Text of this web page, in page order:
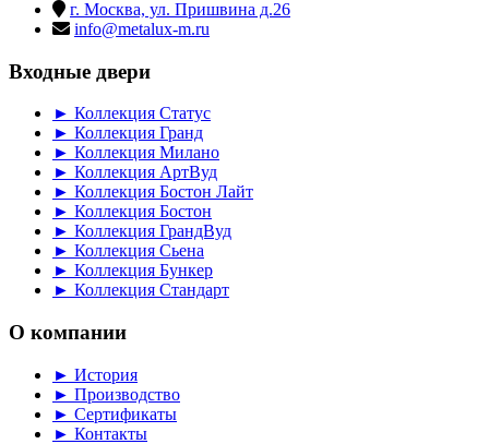
г. Москва, ул. Пришвина д.26
info@metalux-m.ru
Входные двери
► Коллекция Статус
► Коллекция Гранд
► Коллекция Милано
► Коллекция АртВуд
► Коллекция Бостон Лайт
► Коллекция Бостон
► Коллекция ГрандВуд
► Коллекция Сьена
► Коллекция Бункер
► Коллекция Стандарт
О компании
► История
► Производство
► Сертификаты
► Контакты